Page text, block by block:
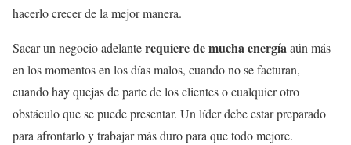
hacerlo crecer de la mejor manera.
Sacar un negocio adelanterequiere de mucha energíaaún más
en los momentos en los días malos, cuando no se facturan,
cuando hay quejas de parte de los clientes o cualquier otro
obstáculo que se puede presentar. Un líder debe estar preparado
para afrontarlo y trabajar más duro para que todo mejore.